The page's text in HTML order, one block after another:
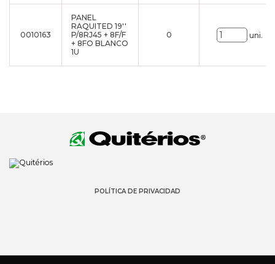
0010163
PANEL
RAQUITED 19''
P/8RJ45 + 8F/F
+ 8FO BLANCO
1U
0 uni.
POLÍTICA DE PRIVACIDAD